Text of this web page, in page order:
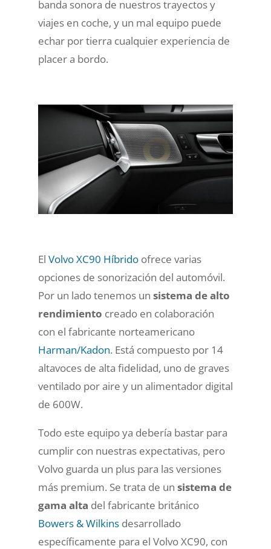
banda sonora de nuestros trayectos y
viajes en coche, y un mal equipo puede
echar por tierra cualquier experiencia de
placer a bordo.
El Volvo XC90 Híbridoofrece varias
opciones de sonorización del automóvil.
Por un lado tenemos un sistema de alto
rendimiento creado en colaboración
con el fabricante norteamericano
Harman/Kadon. Está compuesto por 14
altavoces de alta fidelidad, uno de graves
ventilado por aire y un alimentador digital
de 600W.
Todo este equipo ya debería bastar para
cumplir con nuestras expectativas, pero
Volvo guarda un plus para las versiones
más premium. Se trata de un sistema de
gama alta del fabricante británico
Bowers & Wilkinsdesarrollado
específicamente para el Volvo XC90, con